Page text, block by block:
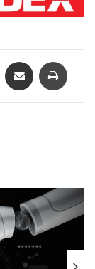
Viber Podijeli putem E-maila